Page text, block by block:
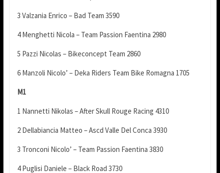
3 Valzania Enrico – Bad Team 3590
4 Menghetti Nicola – Team Passion Faentina 2980
5 Pazzi Nicolas – Bikeconcept Team 2860
6 Manzoli Nicolo’ – Deka Riders Team Bike Romagna 1705
M1
1 Nannetti Nikolas – After Skull Rouge Racing 4310
2 Dellabiancia Matteo – Ascd Valle Del Conca 3930
3 Tronconi Nicolo’ – Team Passion Faentina 3830
4 Puglisi Daniele – Black Road 3730